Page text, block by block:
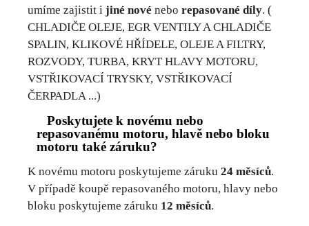
umíme zajistit i jiné nové nebo repasované díly. (
CHLADIČE OLEJE, EGR VENTILY A CHLADIČE
SPALIN, KLIKOVÉ HŘÍDELE, OLEJE A FILTRY,
ROZVODY, TURBA, KRYT HLAVY MOTORU,
VSTŘIKOVACÍ TRYSKY, VSTŘIKOVACÍ
ČERPADLA ...)
Poskytujete k novému nebo
repasovanému motoru, hlavě nebo bloku
motoru také záruku?
K novému motoru poskytujeme záruku 24 měsíců.
V případě koupě repasovaného motoru, hlavy nebo
bloku poskytujeme záruku 12 měsíců.